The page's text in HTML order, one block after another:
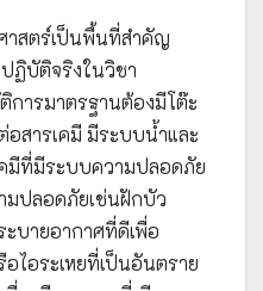
าสตร์เป็นพื้นที่สำคัญ
ฏิบัติจริงในวิชา
การมาตรฐานต้องมีโต๊ะ
สารเคมี มีระบบน้ำและ
มีที่มีระบบความปลอดภัย
ปลอดภัยเช่นฝักบัว
บายอากาศที่ดีเพื่อ
ไอระเหยที่เป็นอันตราย